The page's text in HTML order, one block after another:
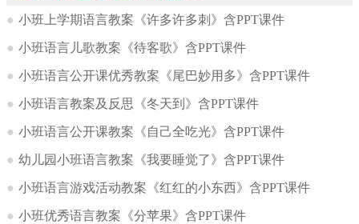
● 小班上学期语言教案《许多许多刺》含PPT课件
● 小班语言儿歌教案《待客歌》含PPT课件
● 小班语言公开课优秀教案《尾巴妙用多》含PPT课件
● 小班语言教案及反思《冬天到》含PPT课件
● 小班语言公开课教案《自己全吃光》含PPT课件
● 幼儿园小班语言教案《我要睡觉了》含PPT课件
● 小班语言游戏活动教案《红红的小东西》含PPT课件
● 小班优秀语言教案《分苹果》含PPT课件